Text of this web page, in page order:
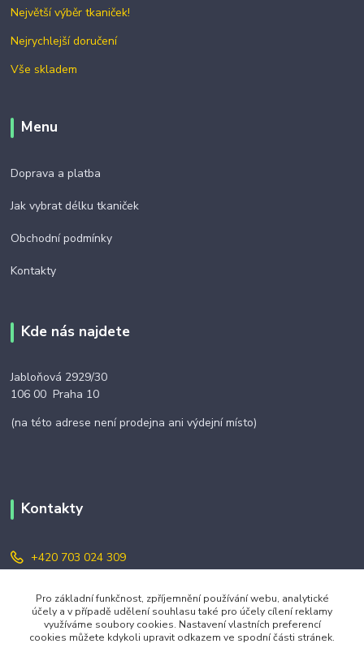
Největší výběr tkaniček!
Nejrychlejší doručení
Vše skladem
Menu
Doprava a platba
Jak vybrat délku tkaniček
Obchodní podmínky
Kontakty
Kde nás najdete
Jabloňová 2929/30
106 00 Praha 10
(na této adrese není prodejna ani výdejní místo)
Kontakty
+420 703 024 309
objednavky@zavazuj.cz
Pro základní funkčnost, zpříjemnění používání webu, analytické
účely a v případě udělení souhlasu také pro účely cílení reklamy
využíváme soubory cookies. Nastavení vlastních preferencí
cookies můžete kdykoli upravit odkazem ve spodní části stránek.